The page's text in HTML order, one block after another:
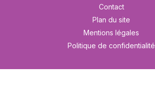
Contact
Plan du site
Mentions légales
Politique de confidentialité